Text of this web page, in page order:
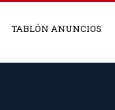
TABLÓN ANUNCIOS